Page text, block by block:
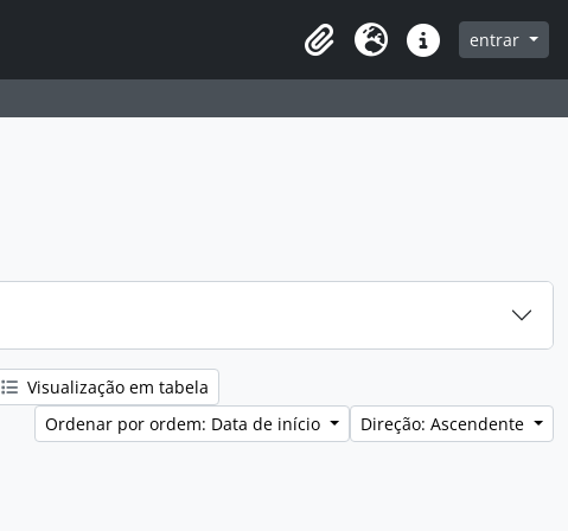
Clipboard
Idioma Ligações rápidas
entrar
Visualização em tabela
Ordenar por ordem: Data de início
Direção: Ascendente